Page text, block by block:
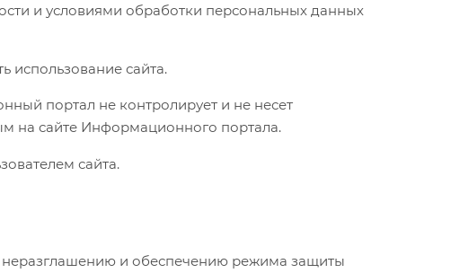
и условиями обработки персональных данных
использование сайта.
портал не контролирует и не несет
на сайте Информационного портала.
сайта.
неразглашению и обеспечению режима защиты